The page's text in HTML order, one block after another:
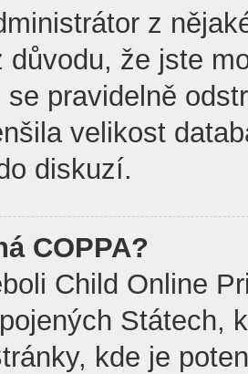
z
důvodu, že jste
se pravidelně
velikost
diskuzí.
COPPA?
Child Online
Státech,
kde je